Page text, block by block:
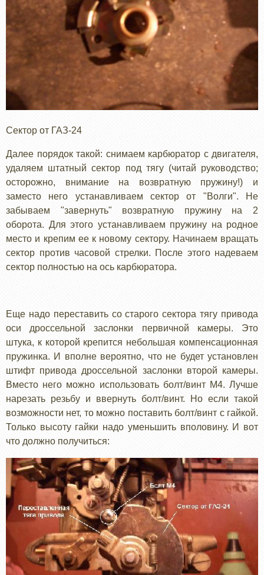
Сектор от ГАЗ-24
Далее порядок такой: снимаем карбюратор с двигателя,
удаляем штатный сектор под тягу (читай руководство;
осторожно, внимание на возвратную пружину!) и
заместо него устанавливаем сектор от "Волги". Не
забываем "завернуть" возвратную пружину на 2
оборота. Для этого устанавливаем пружину на родное
место и крепим ее к новому сектору. Начинаем вращать
сектор против часовой стрелки. После этого надеваем
сектор полностью на ось карбюратора.
Еще надо переставить со старого сектора тягу привода
оси дроссельной заслонки первичной камеры. Это
штука, к которой крепится небольшая компенсационная
пружинка. И вполне вероятно, что не будет установлен
штифт привода дроссельной заслонки второй камеры.
Вместо него можно использовать болт/винт М4. Лучше
нарезать резьбу и ввернуть болт/винт. Но если такой
возможности нет, то можно поставить болт/винт с гайкой.
Только высоту гайки надо уменьшить вполовину. И вот
что должно получиться: